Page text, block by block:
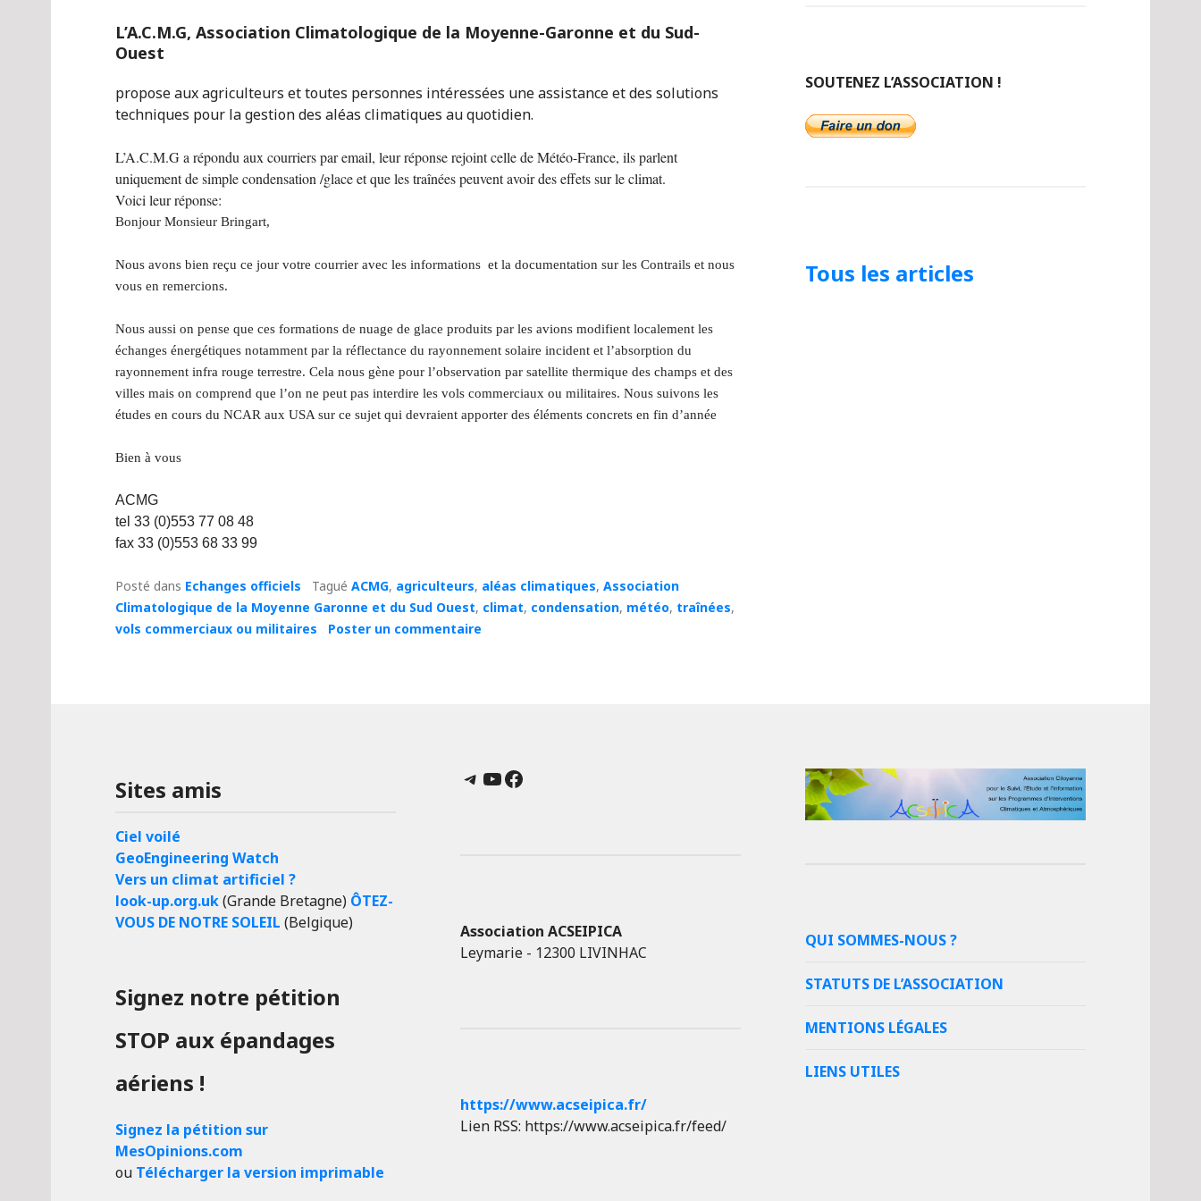
L’A.C.M.G, Association Climatologique de la Moyenne-Garonne et du Sud-
Ouest
propose aux agriculteurs et toutes personnes intéressées une assistance et des solutions
techniques pour la gestion des aléas climatiques au quotidien.
L’A.C.M.G a répondu aux courriers par email, leur réponse rejoint celle de Météo-France, ils parlent
uniquement de simple condensation /glace et que les traînées peuvent avoir des effets sur le climat.
Voici leur réponse:
Bonjour Monsieur Bringart,
Nous avons bien reçu ce jour votre courrier avec les informations et la documentation sur les Contrails et nous
vous en remercions.
Nous aussi on pense que ces formations de nuage de glace produits par les avions modifient localement les
échanges énergétiques notamment par la réflectance du rayonnement solaire incident et l’absorption du
rayonnement infra rouge terrestre. Cela nous gène pour l’observation par satellite thermique des champs et des
villes mais on comprend que l’on ne peut pas interdire les vols commerciaux ou militaires. Nous suivons les
études en cours du NCAR aux USA sur ce sujet qui devraient apporter des éléments concrets en fin d’année
Bien à vous
ACMG
tel 33 (0)553 77 08 48
fax 33 (0)553 68 33 99
Posté dans Echanges officiels Tagué ACMG, agriculteurs, aléas climatiques, Association
Climatologique de la Moyenne Garonne et du Sud Ouest, climat, condensation, météo, traînées,
vols commerciaux ou militaires
Poster un commentaire
SOUTENEZ L’ASSOCIATION !
Tous les articles
Sites amis
Ciel voilé
GeoEngineering Watch
Vers un climat artificiel ?
look-up.org.uk(Grande Bretagne) ÔTEZ-
VOUS DE NOTRE SOLEIL (Belgique)
Signez notre pétition
STOP aux épandages
aériens !
Signez la pétition sur
MesOpinions.com
ou Télécharger la version imprimable
Telegram
YouTube
Facebook
Association ACSEIPICA
Leymarie - 12300 LIVINHAC
https://www.acseipica.fr/
Lien RSS: https://www.acseipica.fr/feed/
QUI SOMMES-NOUS ?
STATUTS DE L’ASSOCIATION
MENTIONS LÉGALES
LIENS UTILES